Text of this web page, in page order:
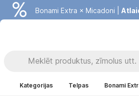
Bonami Extra × Micadoni |
Kategorijas Telpas Bonami